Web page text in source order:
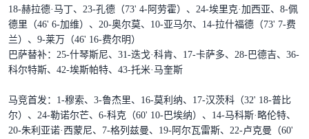
18-赫拉德·马丁、23-孔德（73' 4-阿劳霍）、24-埃里克·加西亚、8-佩
德里（46' 6-加维）、20-奥尔莫、10-亚马尔、14-拉什福德（73' 7-费
兰）、9-莱万（46' 16-费尔明）
巴萨替补：25-什琴斯尼、31-迭戈·科肯、17-卡萨多、28-巴德吉、36-
科尔特斯、42-埃斯帕特、43-托米·马奎斯
马竞首发：1-穆索、3-鲁杰里、16-莫利纳、17-汉茨科（32' 18-普比
尔）、24-勒诺尔芒、6-科克（60' 10-巴埃纳）、14-马科斯·略伦特、
20-朱利亚诺·西蒙尼、7-格列兹曼、19-阿尔瓦雷斯、22-卢克曼（60'